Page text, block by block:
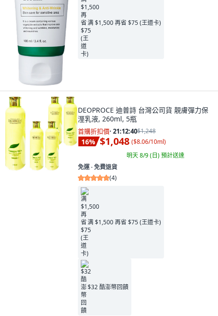
满 $1,500 再省 $75 (王道卡)
DEOPROCE 迪普詩 台灣公司貨 靚膚彈力保
溼乳液, 260ml, 5瓶
首購折扣價· 21:12:39$1,248
16% $1,048 ($8.06/10ml)
明天 8/9 (日)預計送達
免運 ∙ 免費退貨
(4)
满 $1,500 再省 $75 (王道卡)
$32 酷澎幣回饋